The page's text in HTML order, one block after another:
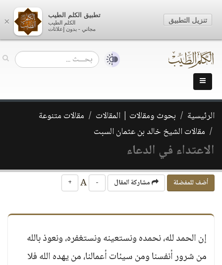
الرئيسية بحوث ومقالات | المقالات
مقالات متنوعة
مقالات الشيخ خالد بن عثمان السبت
الاعتداء في الدعاء
أضف للمفضلة مشاركة المقال -
+
إن الحمد لله، نحمده ونستعينه ونستغفره، ونعوذ بالله
من شرور أنفسنا ومن سيئات أعمالنا، من يهده الله فلا
×
تطبيق الكلم الطيب
الكلم الطيب
مجاني - بدون إعلانات
تنزيل التطبيق